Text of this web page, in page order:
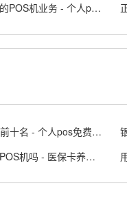
个人怎么办理正规的POS机业务 - 个人pos机申请步骤
POS机品牌排行榜前十名 - 个人pos免费办理
养老金医保卡能刷POS机吗 - 医保卡养老账户金额可以用吗